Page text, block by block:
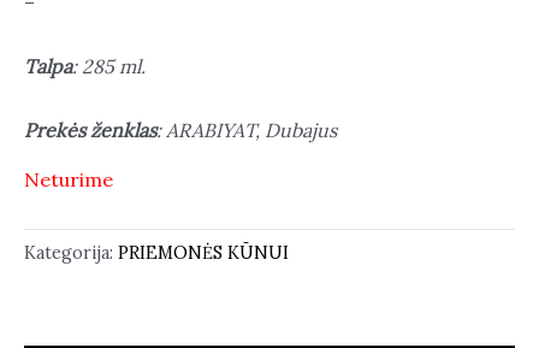
Talpa: 285 ml.
Prekės ženklas: ARABIYAT, Dubajus
Neturime
Kategorija: PRIEMONĖS KŪNUI